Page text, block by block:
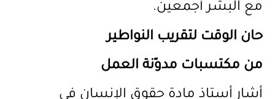
مع البشر أجمعين.
حان الوقت لتقريب النواطير
من مكتسبات مدوّنة العمل
أشار أستاذ مادة حقوق الإنسان في